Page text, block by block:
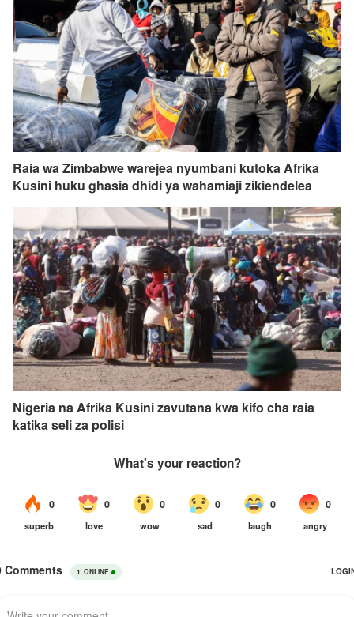
Raia wa Zimbabwe warejea nyumbani kutoka Afrika
Kusini huku ghasia dhidi ya wahamiaji zikiendelea
Nigeria na Afrika Kusini zavutana kwa kifo cha raia
katika seli za polisi